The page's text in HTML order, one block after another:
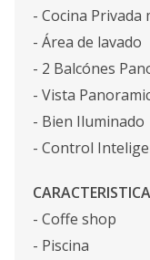
- Cocina Privada
- Área de lavado
- 2 Balcónes
- Vista
- Bien Iluminado
- Control
- Coffe shop
- Piscina